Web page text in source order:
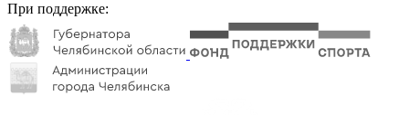
При поддержке: